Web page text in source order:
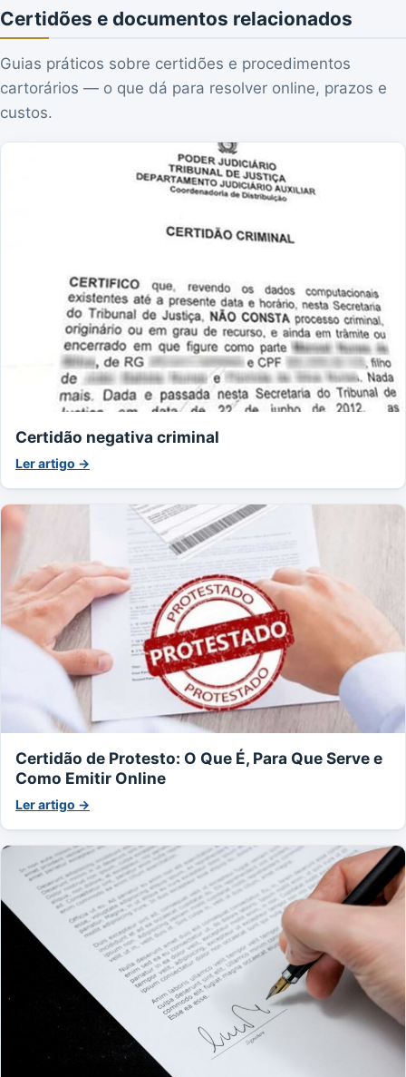
Certidões e documentos relacionados
Guias práticos sobre certidões e procedimentos
cartorários — o que dá para resolver online, prazos e
custos.
Certidão negativa criminal
Ler artigo →
Certidão de Protesto: O Que É, Para Que Serve e
Como Emitir Online
Ler artigo →